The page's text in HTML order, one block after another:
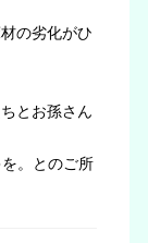
の劣化がひ
とお孫さん
。とのご所